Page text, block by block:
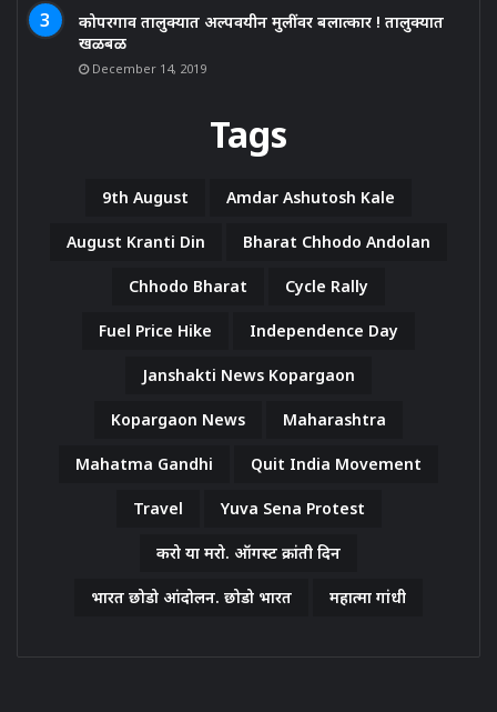
कोपरगाव तालुक्यात अल्पवयीन मुलींवर बलात्कार ! तालुक्यात
खळबळ
December 14, 2019
Tags
9th August Amdar Ashutosh Kale
August Kranti Din Bharat Chhodo Andolan
Chhodo Bharat Cycle Rally
Fuel Price Hike Independence Day
Janshakti News Kopargaon
Kopargaon News Maharashtra
Mahatma Gandhi Quit India Movement
Travel Yuva Sena Protest
करो या मरो. ऑगस्ट क्रांती दिन
भारत छोडो आंदोलन. छोडो भारत महात्मा गांधी